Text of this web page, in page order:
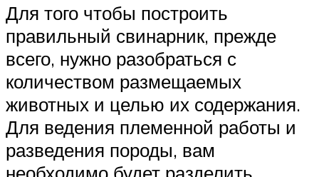
Для того чтобы построить
правильный свинарник, прежде
всего, нужно разобраться с
количеством размещаемых
животных и целью их содержания.
Для ведения племенной работы и
разведения породы, вам
необходимо будет разделить